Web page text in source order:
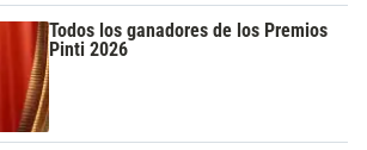
Todos los ganadores de los Premios
Pinti 2026